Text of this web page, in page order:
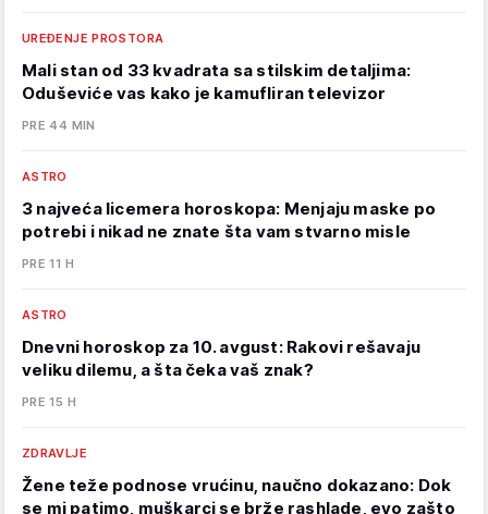
UREĐENJE PROSTORA
Mali stan od 33 kvadrata sa stilskim detaljima:
Oduševiće vas kako je kamufliran televizor
PRE 44 MIN
ASTRO
3 najveća licemera horoskopa: Menjaju maske po
potrebi i nikad ne znate šta vam stvarno misle
PRE 11 H
ASTRO
Dnevni horoskop za 10. avgust: Rakovi rešavaju
veliku dilemu, a šta čeka vaš znak?
PRE 15 H
ZDRAVLJE
Žene teže podnose vrućinu, naučno dokazano: Dok
se mi patimo, muškarci se brže rashlade, evo zašto